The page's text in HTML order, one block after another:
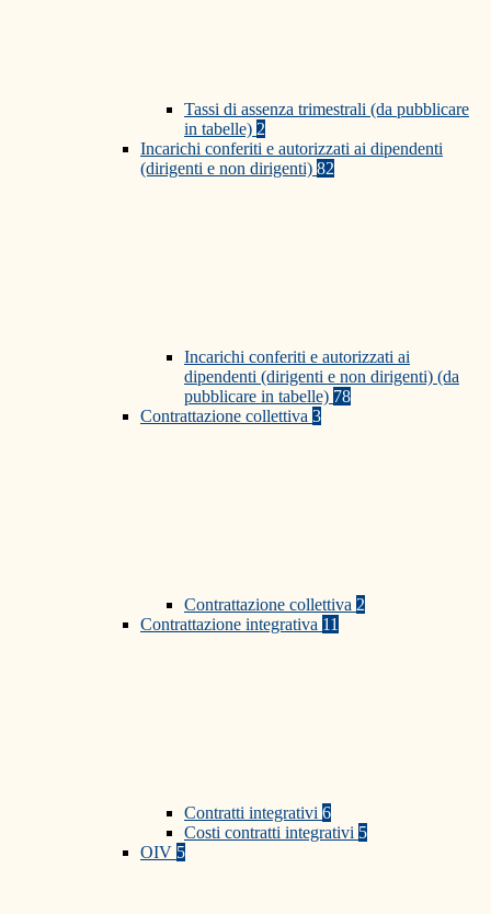
Tassi di assenza trimestrali (da pubblicare
in tabelle) 2
Incarichi conferiti e autorizzati ai dipendenti
(dirigenti e non dirigenti) 82
Incarichi conferiti e autorizzati ai
dipendenti (dirigenti e non dirigenti) (da
pubblicare in tabelle) 78
Contrattazione collettiva 3
Contrattazione collettiva 2
Contrattazione integrativa 11
Contratti integrativi 6
Costi contratti integrativi 5
OIV 5